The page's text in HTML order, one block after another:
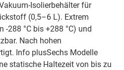
Isolierbehälter für
(0,5–6 L). Extrem
288 °C bis +288 °C) und
Nach hohen
Info plusSechs Modelle
statische Haltezeit von bis zu